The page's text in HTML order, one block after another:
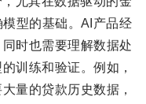
型的基础。AI产品经
时也需要理解数据处
训练和验证。例如，
量的贷款历史数据，